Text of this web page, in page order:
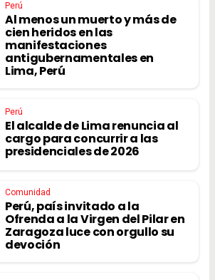
Perú
Al menos un muerto y más de
cien heridos en las
manifestaciones
antigubernamentales en
Lima, Perú
Perú
El alcalde de Lima renuncia al
cargo para concurrir a las
presidenciales de 2026
Comunidad
Perú, país invitado a la
Ofrenda a la Virgen del Pilar en
Zaragoza luce con orgullo su
devoción